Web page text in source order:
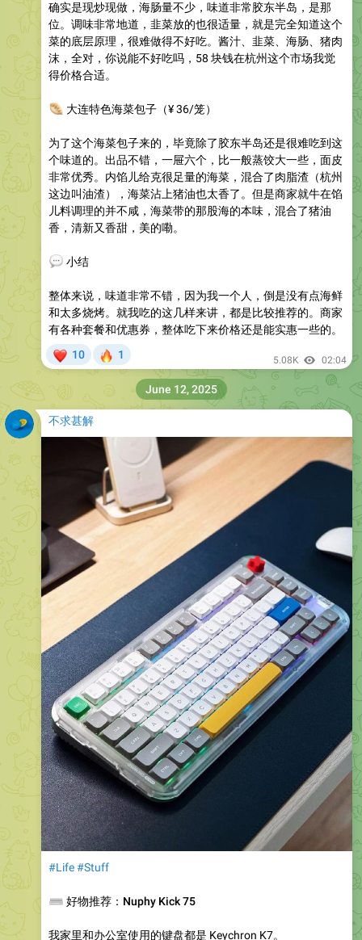
确实是现炒现做，海肠量不少，味道非常胶东半岛，是那
位。调味非常地道，韭菜放的也很适量，就是完全知道这个
菜的底层原理，很难做得不好吃。酱汁、韭菜、海肠、猪肉
沫，全对，你说能不好吃吗，58 块钱在杭州这个市场我觉
得价格合适。
大连特色海菜包子（¥ 36/笼）
为了这个海菜包子来的，毕竟除了胶东半岛还是很难吃到这
个味道的。出品不错，一屉六个，比一般蒸饺大一些，面皮
非常优秀。内馅儿给克很足量的海菜，混合了肉脂渣（杭州
这边叫油渣），海菜沾上猪油也太香了。但是商家就牛在馅
儿料调理的并不咸，海菜带的那股海的本味，混合了猪油
香，清新又香甜，美的嘞。
小结
整体来说，味道非常不错，因为我一个人，倒是没有点海鲜
和太多烧烤。就我吃的这几样来讲，都是比较推荐的。商家
有各种套餐和优惠券，整体吃下来价格还是能实惠一些的。
10 1 5.08K 02:04
不求甚解
#Life#Stuff
好物推荐：Nuphy Kick 75
我家里和办公室使用的键盘都是 Keychron K7。
June 12, 2025